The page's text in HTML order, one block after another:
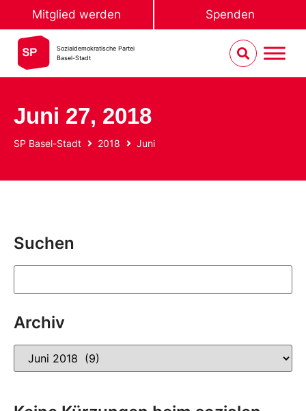
Mitglied werden Spenden
Sozialdemokratische Partei
Basel-Stadt
Juni 27, 2018
SP Basel-Stadt 2018 Juni
Suchen
Archiv